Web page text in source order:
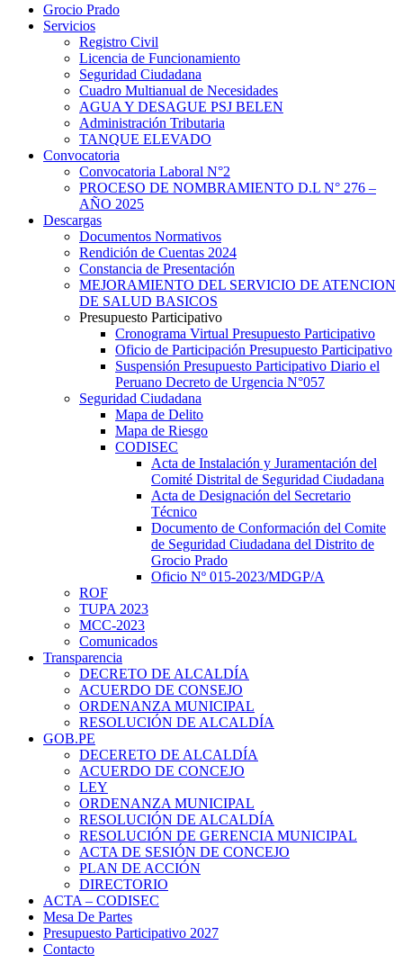
Grocio Prado
Servicios
Registro Civil
Licencia de Funcionamiento
Seguridad Ciudadana
Cuadro Multianual de Necesidades
AGUA Y DESAGUE PSJ BELEN
Administración Tributaria
TANQUE ELEVADO
Convocatoria
Convocatoria Laboral N°2
PROCESO DE NOMBRAMIENTO D.L N° 276 –
AÑO 2025
Descargas
Documentos Normativos
Rendición de Cuentas 2024
Constancia de Presentación
MEJORAMIENTO DEL SERVICIO DE ATENCION
DE SALUD BASICOS
Presupuesto Participativo
Cronograma Virtual Presupuesto Participativo
Oficio de Participación Presupuesto Participativo
Suspensión Presupuesto Participativo Diario el
Peruano Decreto de Urgencia N°057
Seguridad Ciudadana
Mapa de Delito
Mapa de Riesgo
CODISEC
Acta de Instalación y Juramentación del
Comité Distrital de Seguridad Ciudadana
Acta de Designación del Secretario
Técnico
Documento de Conformación del Comite
de Seguridad Ciudadana del Distrito de
Grocio Prado
Oficio Nº 015-2023/MDGP/A
ROF
TUPA 2023
MCC-2023
Comunicados
Transparencia
DECRETO DE ALCALDÍA
ACUERDO DE CONSEJO
ORDENANZA MUNICIPAL
RESOLUCIÓN DE ALCALDÍA
GOB.PE
DECERETO DE ALCALDÍA
ACUERDO DE CONCEJO
LEY
ORDENANZA MUNICIPAL
RESOLUCIÓN DE ALCALDÍA
RESOLUCIÓN DE GERENCIA MUNICIPAL
ACTA DE SESIÓN DE CONCEJO
PLAN DE ACCIÓN
DIRECTORIO
ACTA – CODISEC
Mesa De Partes
Presupuesto Participativo 2027
Contacto